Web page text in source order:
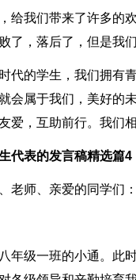
给我们带来了许多的
了，落后了，但是我
代的学生，我们拥有
会属于我们，美好的
爱，互助前行。我们
代表的发言稿精选篇4
老师、亲爱的同学们：
年级一班的小通。此